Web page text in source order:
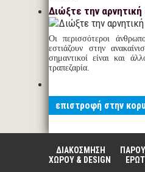
Διώξτε την
Οι περισσότεροι
εστιάζουν στην
σημαντικοί είναι και
τραπεζαρία.
επιστροφή στην
ΔΙΑΚΟΣΜΗΣΗ
ΧΩΡΟΥ & DESIGN